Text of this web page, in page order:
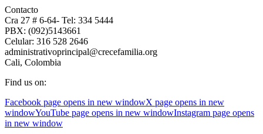
Contacto
Cra 27 # 6-64- Tel: 334 5444
PBX: (092)5143661
Celular: 316 528 2646
administrativoprincipal@crecefamilia.org
Cali, Colombia
Find us on:
Facebook page opens in new windowX page opens in new
windowYouTube page opens in new windowInstagram page opens
in new window